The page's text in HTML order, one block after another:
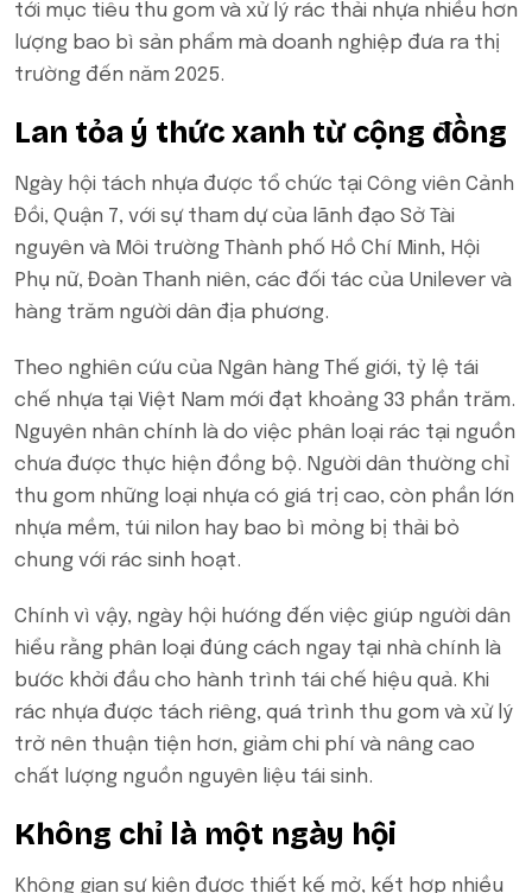
tới mục tiêu thu gom và xử lý rác thải nhựa nhiều hơn
lượng bao bì sản phẩm mà doanh nghiệp đưa ra thị
trường đến năm 2025.
Lan tỏa ý thức xanh từ cộng đồng
Ngày hội tách nhựa được tổ chức tại Công viên Cảnh
Đồi, Quận 7, với sự tham dự của lãnh đạo Sở Tài
nguyên và Môi trường Thành phố Hồ Chí Minh, Hội
Phụ nữ, Đoàn Thanh niên, các đối tác của Unilever và
hàng trăm người dân địa phương.
Theo nghiên cứu của Ngân hàng Thế giới, tỷ lệ tái
chế nhựa tại Việt Nam mới đạt khoảng 33 phần trăm.
Nguyên nhân chính là do việc phân loại rác tại nguồn
chưa được thực hiện đồng bộ. Người dân thường chỉ
thu gom những loại nhựa có giá trị cao, còn phần lớn
nhựa mềm, túi nilon hay bao bì mỏng bị thải bỏ
chung với rác sinh hoạt.
Chính vì vậy, ngày hội hướng đến việc giúp người dân
hiểu rằng phân loại đúng cách ngay tại nhà chính là
bước khởi đầu cho hành trình tái chế hiệu quả. Khi
rác nhựa được tách riêng, quá trình thu gom và xử lý
trở nên thuận tiện hơn, giảm chi phí và nâng cao
chất lượng nguồn nguyên liệu tái sinh.
Không chỉ là một ngày hội
Không gian sự kiện được thiết kế mở, kết hợp nhiều